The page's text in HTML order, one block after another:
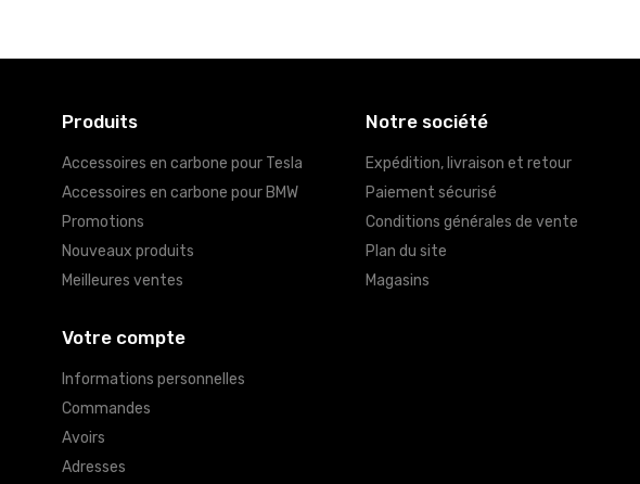
Produits
Accessoires en carbone pour Tesla
Accessoires en carbone pour BMW
Promotions
Nouveaux produits
Meilleures ventes
Notre société
Expédition, livraison et retour
Paiement sécurisé
Conditions générales de vente
Plan du site
Magasins
Votre compte
Informations personnelles
Commandes
Avoirs
Adresses